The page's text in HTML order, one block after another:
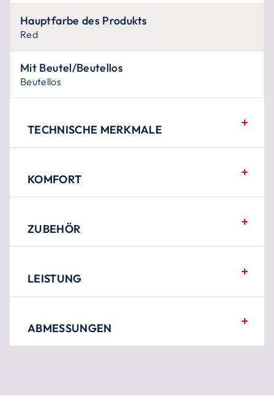
Hauptfarbe des Produkts
Red
Mit Beutel/Beutellos
Beutellos
TECHNISCHE MERKMALE
KOMFORT
ZUBEHÖR
LEISTUNG
ABMESSUNGEN